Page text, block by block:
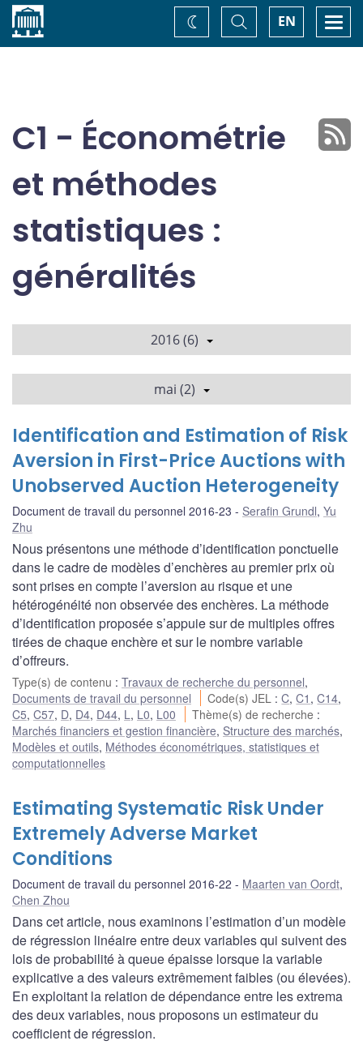
Accueil EN
Basculer
la
recherche
Changez
de
C1 - Économétrie
et méthodes
statistiques :
généralités
2016 (6)
mai (2)
Identification and Estimation of Risk
Aversion in First-Price Auctions with
Unobserved Auction Heterogeneity
Document de travail du personnel 2016-23 Serafin Grundl, Yu
Zhu
Nous présentons une méthode d’identification ponctuelle
dans le cadre de modèles d’enchères au premier prix où
sont prises en compte l’aversion au risque et une
hétérogénéité non observée des enchères. La méthode
d’identification proposée s’appuie sur de multiples offres
tirées de chaque enchère et sur le nombre variable
d’offreurs.
Type(s) de contenu : Travaux de recherche du personnel,
Documents de travail du personnel
Code(s) JEL :C,C1 ,C14,
C5, C57, D, D4, D44, L , L0, L00 Thème(s) de recherche :
Marchés financiers et gestion financière, Structure des marchés,
Modèles et outils, Méthodes économétriques, statistiques et
computationnelles
Estimating Systematic Risk Under
Extremely Adverse Market
Conditions
Document de travail du personnel 2016-22 Maarten van Oordt,
Chen Zhou
Dans cet article, nous examinons l’estimation d’un modèle
de régression linéaire entre deux variables qui suivent des
lois de probabilité à queue épaisse lorsque la variable
explicative a des valeurs extrêmement faibles (ou élevées).
En exploitant la relation de dépendance entre les extrema
des deux variables, nous proposons un estimateur du
coefficient de régression.